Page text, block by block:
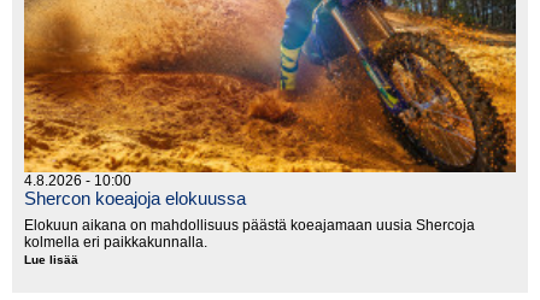
4.8.2026 - 10:00
Shercon koeajoja elokuussa
Elokuun aikana on mahdollisuus päästä koeajamaan uusia Shercoja
kolmella eri paikkakunnalla.
Lue lisää